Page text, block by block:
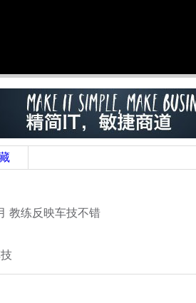
练反映车技不错